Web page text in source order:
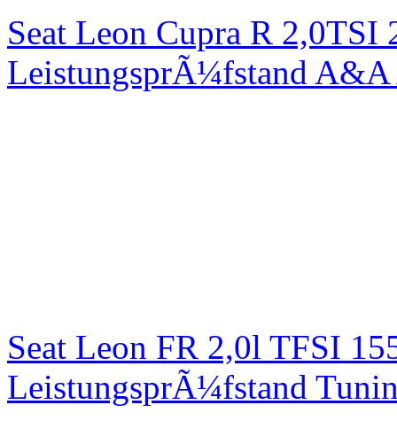
Seat Leon Cupra R
LeistungsprÃ¼fstand
Seat Leon FR 2,0l TFSI
LeistungsprÃ¼fstand